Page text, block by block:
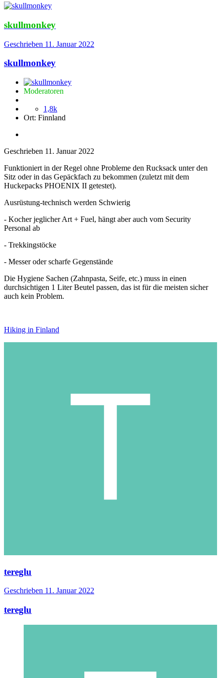
skullmonkey
Geschrieben 11. Januar 2022
skullmonkey
Moderatoren
1,8k
Ort: Finnland
Geschrieben 11. Januar 2022
Funktioniert in der Regel ohne Probleme den Rucksack unter den
Sitz oder in das Gepäckfach zu bekommen (zuletzt mit dem
Huckepacks PHOENIX II getestet).
Ausrüstung-technisch werden Schwierig
- Kocher jeglicher Art + Fuel, hängt aber auch vom Security
Personal ab
- Trekkingstöcke
- Messer oder scharfe Gegenstände
Die Hygiene Sachen (Zahnpasta, Seife, etc.) muss in einen
durchsichtigen 1 Liter Beutel passen, das ist für die meisten sicher
auch kein Problem.
Hiking in Finland
tereglu
Geschrieben 11. Januar 2022
tereglu